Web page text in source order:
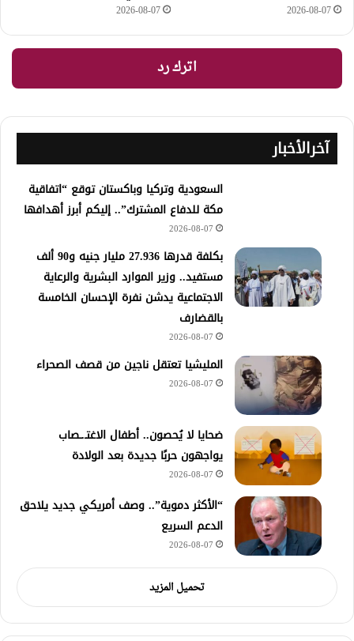
2026-08-07
2026-08-07
اترك رد
آخرالأخبار
السعودية وتركيا وباكستان توقع “اتفاقية
مكة للدفاع المشترك”.. إليكم أبرز أهدافها
2026-08-07
​بكلفة قدرها 27.936 مليار جنيه و90 ألف
مستفيد.. وزير الموارد البشرية والرعاية
الاجتماعية يدشن نفرة الإحسان الخامسة
بالقضارف
2026-08-07
المليشيا تعتقل ناجين من قصف الصحراء
2026-08-07
ضحايا لا يُحصون.. أطفال الاغتـ.ـصاب
يواجهون حربًا جديدة بعد الولادة
2026-08-07
“الأكثر دموية”.. وصف أمريكي جديد يلاحق
الدعم السريع
2026-08-07
تحميل المزيد